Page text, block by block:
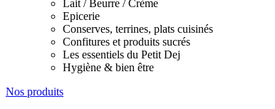
Lait / Beurre / Crème
Epicerie
Conserves, terrines, plats cuisinés
Confitures et produits sucrés
Les essentiels du Petit Dej
Hygiène & bien être
Nos produits